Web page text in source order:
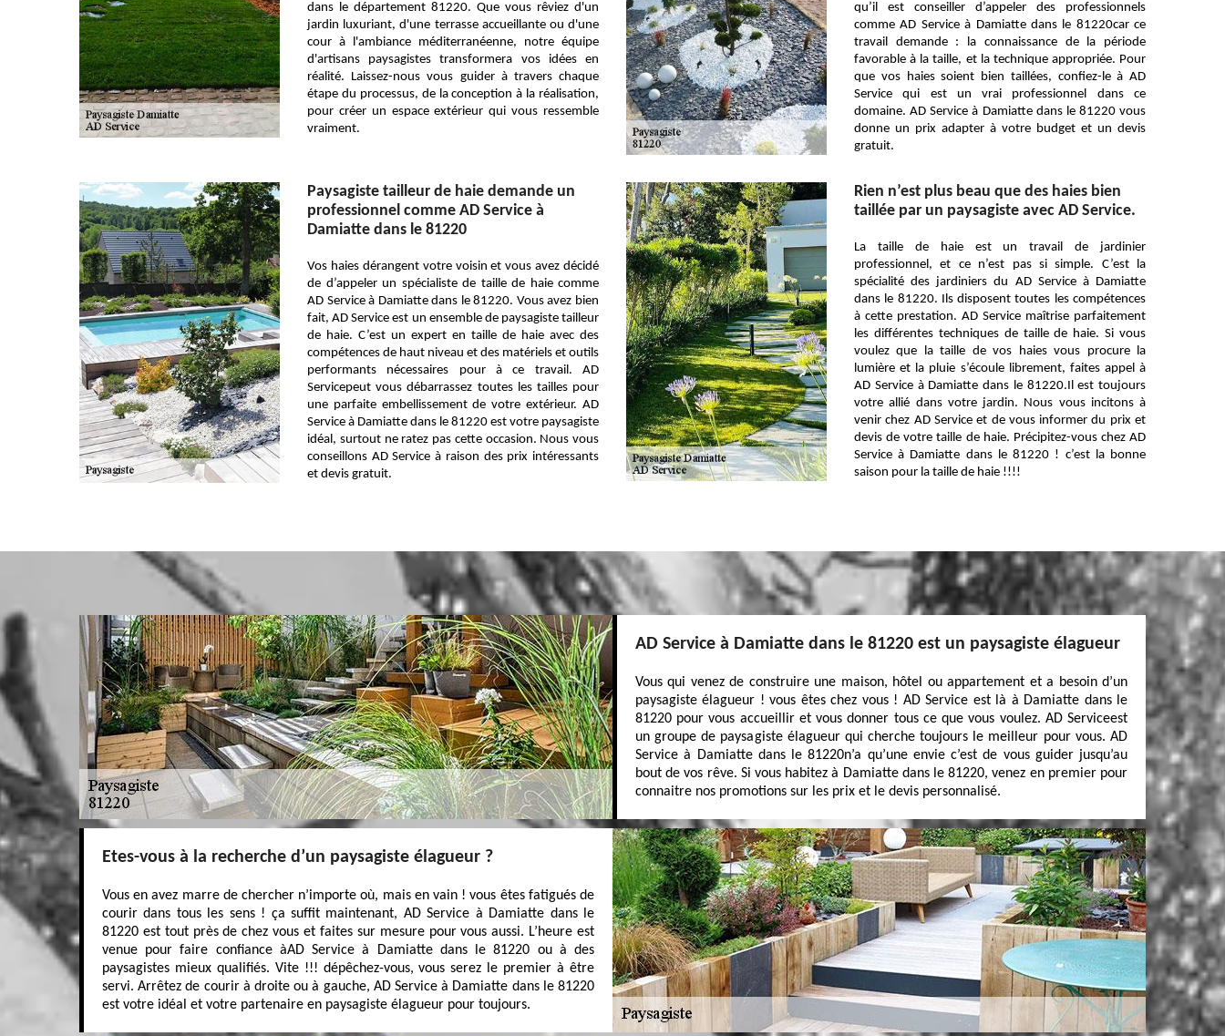
dans le département 81220. Que vous rêviez d'un
jardin luxuriant, d'une terrasse accueillante ou d'une
cour à l'ambiance méditerranéenne, notre équipe
d'artisans paysagistes transformera vos idées en
réalité. Laissez-nous vous guider à travers chaque
étape du processus, de la conception à la réalisation,
pour créer un espace extérieur qui vous ressemble
vraiment.
qu’il est conseiller d’appeler des professionnels
comme AD Service à Damiatte dans le 81220car ce
travail demande : la connaissance de la période
favorable à la taille, et la technique appropriée. Pour
que vos haies soient bien taillées, confiez-le à AD
Service qui est un vrai professionnel dans ce
domaine. AD Service à Damiatte dans le 81220 vous
donne un prix adapter à votre budget et un devis
gratuit.
Paysagiste tailleur de haie demande un
professionnel comme AD Service à
Damiatte dans le 81220
Vos haies dérangent votre voisin et vous avez décidé
de d’appeler un spécialiste de taille de haie comme
AD Service à Damiatte dans le 81220. Vous avez bien
fait, AD Service est un ensemble de paysagiste tailleur
de haie. C’est un expert en taille de haie avec des
compétences de haut niveau et des matériels et outils
performants nécessaires pour à ce travail. AD
Servicepeut vous débarrassez toutes les tailles pour
une parfaite embellissement de votre extérieur. AD
Service à Damiatte dans le 81220 est votre paysagiste
idéal, surtout ne ratez pas cette occasion. Nous vous
conseillons AD Service à raison des prix intéressants
et devis gratuit.
Rien n’est plus beau que des haies bien
taillée par un paysagiste avec AD Service.
La taille de haie est un travail de jardinier
professionnel, et ce n’est pas si simple. C’est la
spécialité des jardiniers du AD Service à Damiatte
dans le 81220. Ils disposent toutes les compétences
à cette prestation. AD Service maîtrise parfaitement
les différentes techniques de taille de haie. Si vous
voulez que la taille de vos haies vous procure la
lumière et la pluie s’écoule librement, faites appel à
AD Service à Damiatte dans le 81220.Il est toujours
votre allié dans votre jardin. Nous vous incitons à
venir chez AD Service et de vous informer du prix et
devis de votre taille de haie. Précipitez-vous chez AD
Service à Damiatte dans le 81220 ! c’est la bonne
saison pour la taille de haie !!!!
AD Service à Damiatte dans le 81220 est un paysagiste élagueur
Vous qui venez de construire une maison, hôtel ou appartement et a besoin d’un
paysagiste élagueur ! vous êtes chez vous ! AD Service est là à Damiatte dans le
81220 pour vous accueillir et vous donner tous ce que vous voulez. AD Serviceest
un groupe de paysagiste élagueur qui cherche toujours le meilleur pour vous. AD
Service à Damiatte dans le 81220n’a qu’une envie c’est de vous guider jusqu’au
bout de vos rêve. Si vous habitez à Damiatte dans le 81220, venez en premier pour
connaitre nos promotions sur les prix et le devis personnalisé.
Etes-vous à la recherche d’un paysagiste élagueur ?
Vous en avez marre de chercher n’importe où, mais en vain ! vous êtes fatigués de
courir dans tous les sens ! ça suffit maintenant, AD Service à Damiatte dans le
81220 est tout près de chez vous et faites sur mesure pour vous aussi. L’heure est
venue pour faire confiance àAD Service à Damiatte dans le 81220 ou à des
paysagistes mieux qualifiés. Vite !!! dépêchez-vous, vous serez le premier à être
servi. Arrêtez de courir à droite ou à gauche, AD Service à Damiatte dans le 81220
est votre idéal et votre partenaire en paysagiste élagueur pour toujours.